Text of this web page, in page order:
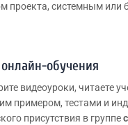
системным или
обучения
видеоуроки, читаете
примером, тестами и
присутствия в группе